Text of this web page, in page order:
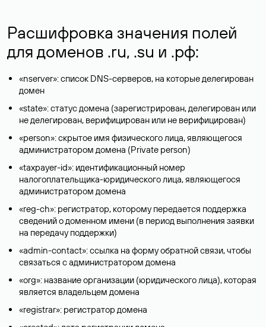
предложениями, поэтому перед покупкой стоит проверить
сайт. Недавно зарегистрированный домен — веский повод
усомниться в чистоте намерений авторов сообщения.
Как узнать, где зарегистрирован
домен
С помощью Whois можно найти информацию о регистраторе
домена. Она указана в поле «registrar». Иногда данные о
регистраторе нужны для суда, например, если возник
доменный спор.
Как определить хостинг сайта по
домену
Узнать, на каком хостинге размещен сайт, можно по полю
«nserver», где указан список DNS-серверов, поддерживающих
домен. Например, список DNS-серверов для домена nic.ru:
на
хостинге сайтовРуцентра.